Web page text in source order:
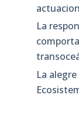
La
La